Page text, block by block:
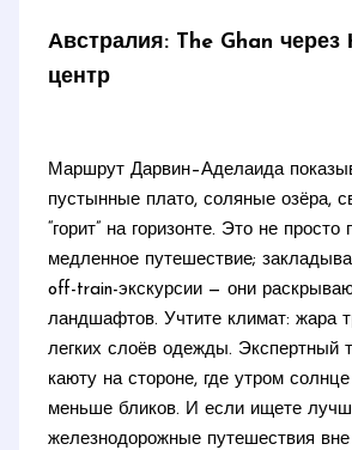
Австралия: The Ghan через
центр
Маршрут Дарвин–Аделаида
пустынные плато, соляные озёра,
“горит” на горизонте. Это не просто
медленное путешествие;
off-train-экскурсии — они
ландшафтов. Учтите климат: жара
легких слоёв одежды. Экспертный
каюту на стороне, где утром
меньше бликов. И если ищете
железнодорожные путешествия